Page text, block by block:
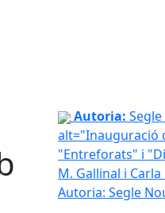
Inauguració de
Autoria:
alt="Inauguració
"Entreforats" i
M. Gallinal i
Autoria: Segle